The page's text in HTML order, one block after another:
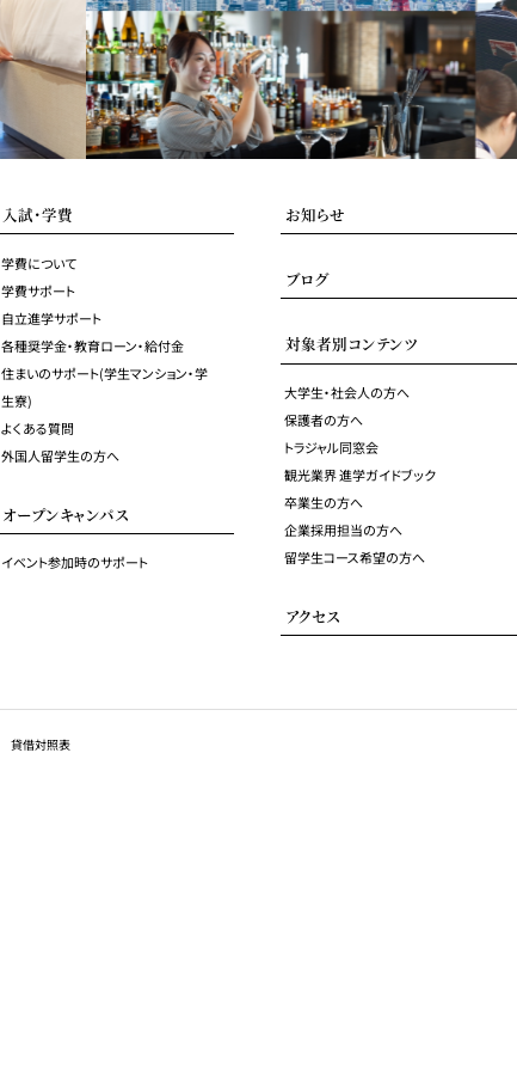
入試・学費
学費について
学費サポート
自立進学サポート
各種奨学金・教育ローン・給付金
住まいのサポート(学生マンション・学
生寮)
よくある質問
外国人留学生の方へ
オープンキャンパス
イベント参加時のサポート
お知らせ
ブログ
対象者別コンテンツ
大学生・社会人の方へ
保護者の方へ
トラジャル同窓会
観光業界 進学ガイドブック
卒業生の方へ
企業採用担当の方へ
留学生コース希望の方へ
アクセス
貸借対照表